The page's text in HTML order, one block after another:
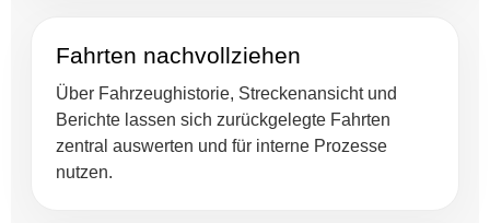
Fahrten nachvollziehen
Über Fahrzeughistorie, Streckenansicht und
Berichte lassen sich zurückgelegte Fahrten
zentral auswerten und für interne Prozesse
nutzen.